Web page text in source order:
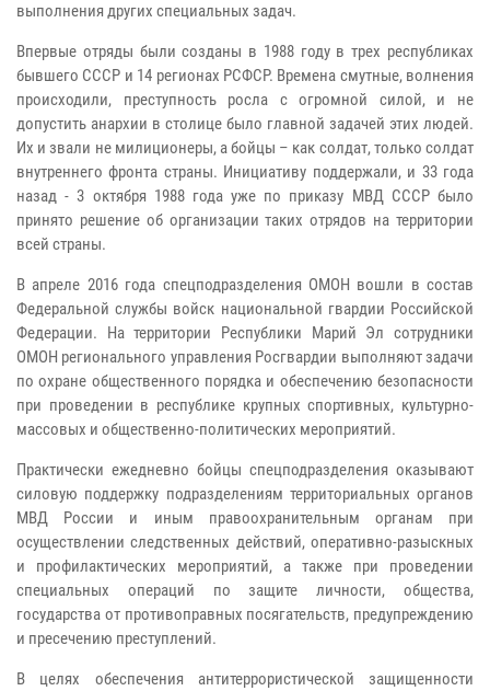
выполнения других специальных задач.
Впервые отряды были созданы в 1988 году в трех республиках
бывшего СССР и 14 регионах РСФСР. Времена смутные, волнения
происходили, преступность росла с огромной силой, и не
допустить анархии в столице было главной задачей этих людей.
Их и звали не милиционеры, а бойцы – как солдат, только солдат
внутреннего фронта страны. Инициативу поддержали, и 33 года
назад - 3 октября 1988 года уже по приказу МВД СССР было
принято решение об организации таких отрядов на территории
всей страны.
В апреле 2016 года спецподразделения ОМОН вошли в состав
Федеральной службы войск национальной гвардии Российской
Федерации. На территории Республики Марий Эл сотрудники
ОМОН регионального управления Росгвардии выполняют задачи
по охране общественного порядка и обеспечению безопасности
при проведении в республике крупных спортивных, культурно-
массовых и общественно-политических мероприятий.
Практически ежедневно бойцы спецподразделения оказывают
силовую поддержку подразделениям территориальных органов
МВД России и иным правоохранительным органам при
осуществлении следственных действий, оперативно-разыскных
и профилактических мероприятий, а также при проведении
специальных операций по защите личности, общества,
государства от противоправных посягательств, предупреждению
и пресечению преступлений.
В целях обеспечения антитеррористической защищенности